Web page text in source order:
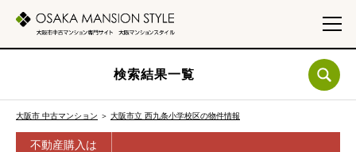
検索結果一覧
大阪市 中古マンション ＞ 大阪市立 西九条小学校区の物件情報
不動産購入は